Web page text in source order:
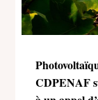
CDPENAF